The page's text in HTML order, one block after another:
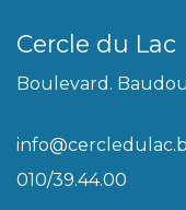
Cercle du Lac
Boulevard.
010/39.44.00